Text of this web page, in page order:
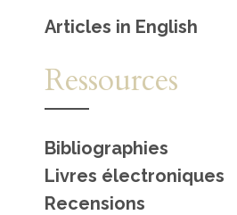
Articles in English
Ressources
Bibliographies
Livres électroniques
Recensions